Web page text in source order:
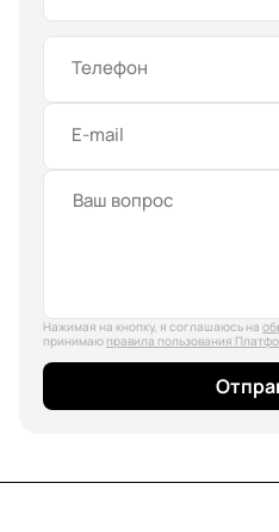
Телефон
E-mail
Нажимая на кнопку, я соглашаюсь на
принимаю правила пользования